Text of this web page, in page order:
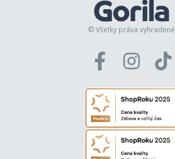
© Všetky práva vyhradené